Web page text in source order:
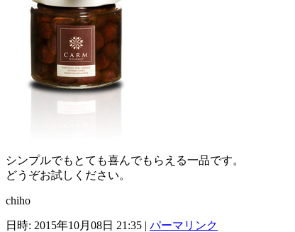
シンプルでもとても喜んでもらえる一品です。
どうぞお試しください。
chiho
日時: 2015年10月08日 21:35 | パーマリンク